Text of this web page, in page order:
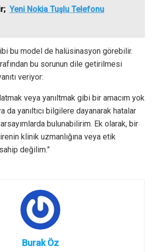
Yeni Nokia Tuşlu Telefonu
bu model de halüsinasyon görebilir.
bu sorunun dile getirilmesi
veriyor:
veya yanıltmak gibi bir amacım yok
da yanıltıcı bilgilere dayanarak hatalar
bulunabilirim. Ek olarak, bir
klinik uzmanlığına veya etik
değilim.”
Burak Öz